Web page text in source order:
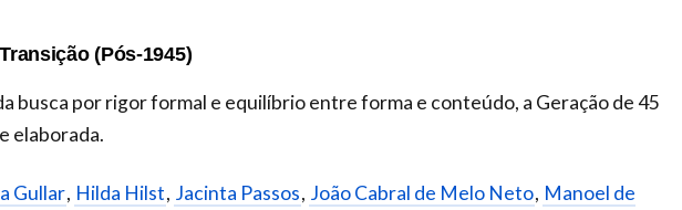
(Pós-1945)
busca por rigor formal e equilíbrio entre forma e conteúdo, a Geração de 45
elaborada.
Gullar, Hilda Hilst, Jacinta Passos, João Cabral de Melo Neto, Manoel de